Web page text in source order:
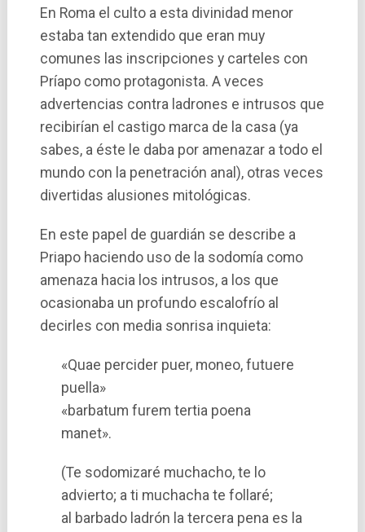
En Roma el culto a esta divinidad menor
estaba tan extendido que eran muy
comunes las inscripciones y carteles con
Prí­apo como protagonista. A veces
advertencias contra ladrones e intrusos que
recibirí­an el castigo marca de la casa (ya
sabes, a éste le daba por amenazar a todo el
mundo con la penetración anal), otras veces
divertidas alusiones mitológicas.
En este papel de guardián se describe a
Priapo haciendo uso de la sodomí­a como
amenaza hacia los intrusos, a los que
ocasionaba un profundo escalofrí­o al
decirles con media sonrisa inquieta:
«Quae percider puer, moneo, futuere
puella»
«barbatum furem tertia poena
manet».
(Te sodomizaré muchacho, te lo
advierto; a ti muchacha te follaré;
al barbado ladrón la tercera pena es la